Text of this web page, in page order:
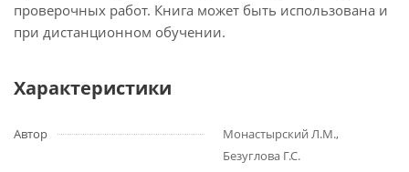
проверочных работ. Книга может быть использована и
при дистанционном обучении.
Характеристики
Автор
Монастырский Л.М.,
Безуглова Г.С.